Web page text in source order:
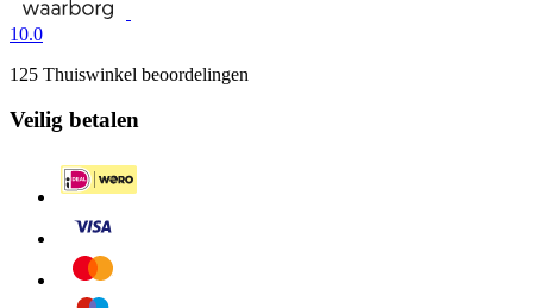
10.0
125 Thuiswinkel beoordelingen
Veilig betalen